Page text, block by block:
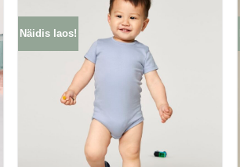
Näidis laos!